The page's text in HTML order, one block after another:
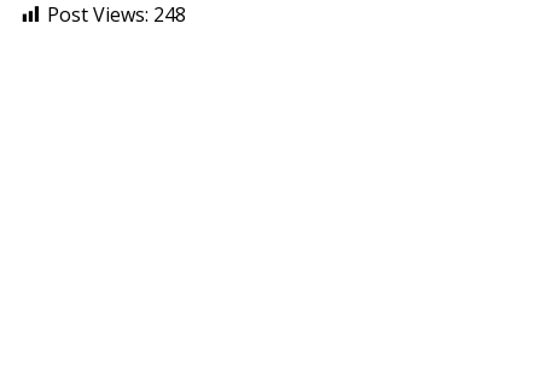
Post Views: 248